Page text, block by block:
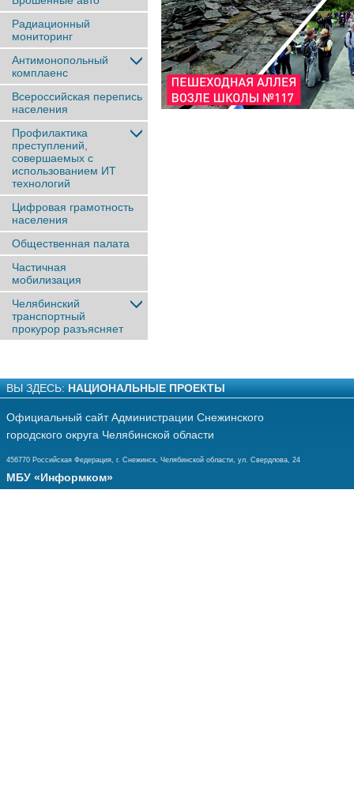
Радиационный
мониторинг
Антимонопольный
комплаенс
Всероссийская перепись
населения
Профилактика
преступлений,
совершаемых с
использованием ИТ
технологий
Цифровая грамотность
населения
Общественная палата
Частичная
мобилизация
Челябинский
транспортный
прокурор разъясняет
ВЫ ЗДЕСЬ: НАЦИОНАЛЬНЫЕ ПРОЕКТЫ
Официальный сайт Администрации Снежинского
городского округа Челябинской области
456770 Российская Федерация, г. Снежинск, Челябинской области, ул. Свердлова, 24
МБУ «Информком»